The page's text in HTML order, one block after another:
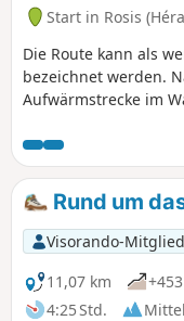
Start in Rosis
Die Route kann als
bezeichnet werden.
Aufwärmstrecke im
Megalithgrab und
des Weilers Madale
Rundwanderung
la Cabrière herum
sich in einen
sehr schöne Ausblicke
Schluchten von
und die Moulin de la
Rund um
Visorando-Mitglied
11,07 km
4:25 Std.
Mittel